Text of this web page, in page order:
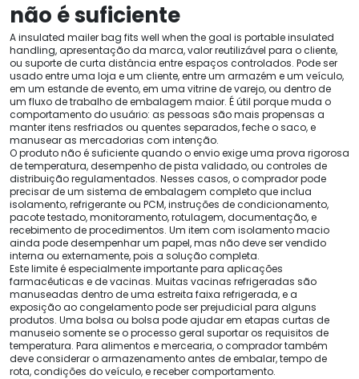
não é suficiente
A insulated mailer bag fits well when the goal is portable insulated
handling, apresentação da marca, valor reutilizável para o cliente,
ou suporte de curta distância entre espaços controlados. Pode ser
usado entre uma loja e um cliente, entre um armazém e um veículo,
em um estande de evento, em uma vitrine de varejo, ou dentro de
um fluxo de trabalho de embalagem maior. É útil porque muda o
comportamento do usuário: as pessoas são mais propensas a
manter itens resfriados ou quentes separados, feche o saco, e
manusear as mercadorias com intenção.
O produto não é suficiente quando o envio exige uma prova rigorosa
de temperatura, desempenho de pista validado, ou controles de
distribuição regulamentados. Nesses casos, o comprador pode
precisar de um sistema de embalagem completo que inclua
isolamento, refrigerante ou PCM, instruções de condicionamento,
pacote testado, monitoramento, rotulagem, documentação, e
recebimento de procedimentos. Um item com isolamento macio
ainda pode desempenhar um papel, mas não deve ser vendido
interna ou externamente, pois a solução completa.
Este limite é especialmente importante para aplicações
farmacêuticas e de vacinas. Muitas vacinas refrigeradas são
manuseadas dentro de uma estreita faixa refrigerada, e a
exposição ao congelamento pode ser prejudicial para alguns
produtos. Uma bolsa ou bolsa pode ajudar em etapas curtas de
manuseio somente se o processo geral suportar os requisitos de
temperatura. Para alimentos e mercearia, o comprador também
deve considerar o armazenamento antes de embalar, tempo de
rota, condições do veículo, e receber comportamento.